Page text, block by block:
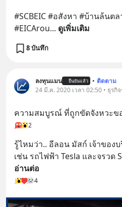
#SCBEIC #อสังหา #บ้านล้นต
#EICArou... ดูเพิ่มเติม
8 บันทึก
ลงทุนแมน ยืนยันแล้ว • ติดตาม
24 มี.ค. 2020 เวลา 02:50 • ธุรกิจ
ความสมบูรณ์ ที่ถูกขัดจังหวะขอ
2
รู้ไหมว่า.. อีลอน มัสก์ เจ้าของ
เช่น รถไฟฟ้า Tesla และจรวด
อ่านต่อ
4